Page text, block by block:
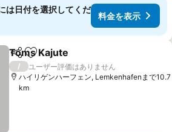
は日付を選択してくだ
料金を表示
シェアお気に入りに追加
Toms Kajute
/
ユーザー評価はありません
ハイリゲンハーフェン, Lemkenhafenまで10.7
km